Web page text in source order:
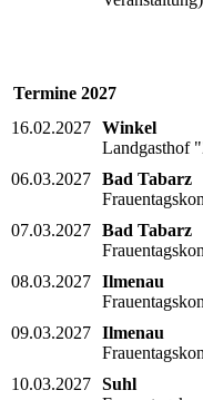
Termine 2027
16.02.2027 Winkel
Landgasthof
06.03.2027 Bad Tabarz
07.03.2027 Bad Tabarz
08.03.2027 Ilmenau
09.03.2027 Ilmenau
10.03.2027 Suhl